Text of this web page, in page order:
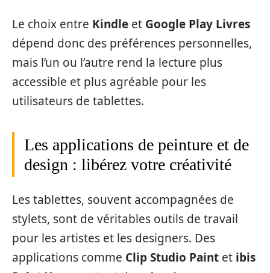
Le choix entre Kindle et Google Play Livres
dépend donc des préférences personnelles,
mais l’un ou l’autre rend la lecture plus
accessible et plus agréable pour les
utilisateurs de tablettes.
Les applications de peinture et de
design : libérez votre créativité
Les tablettes, souvent accompagnées de
stylets, sont de véritables outils de travail
pour les artistes et les designers. Des
applications comme Clip Studio Paint et ibis